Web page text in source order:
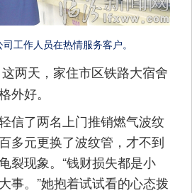
工作人员在热情服务客户。
这两天，家住市区铁路大宿舍
外好。
了两名上门推销燃气波纹
多元更换了波纹管，才不到
裂现象。“钱财损失都是小
事。”她抱着试试看的心态拨